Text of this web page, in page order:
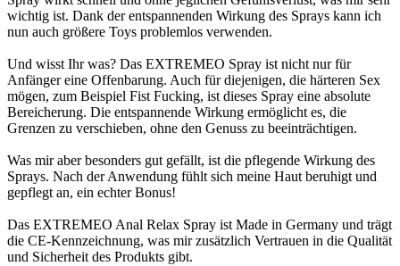
wichtig ist. Dank der entspannenden Wirkung des Sprays kann ich
nun auch größere Toys problemlos verwenden.
Und wisst Ihr was? Das EXTREMEO Spray ist nicht nur für
Anfänger eine Offenbarung. Auch für diejenigen, die härteren Sex
mögen, zum Beispiel Fist Fucking, ist dieses Spray eine absolute
Bereicherung. Die entspannende Wirkung ermöglicht es, die
Grenzen zu verschieben, ohne den Genuss zu beeinträchtigen.
Was mir aber besonders gut gefällt, ist die pflegende Wirkung des
Sprays. Nach der Anwendung fühlt sich meine Haut beruhigt und
gepflegt an, ein echter Bonus!
Das EXTREMEO Anal Relax Spray ist Made in Germany und trägt
die CE-Kennzeichnung, was mir zusätzlich Vertrauen in die Qualität
und Sicherheit des Produkts gibt.